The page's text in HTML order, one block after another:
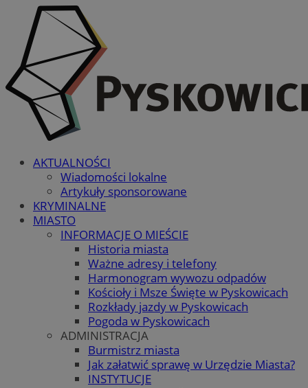
AKTUALNOŚCI
Wiadomości lokalne
Artykuły sponsorowane
KRYMINALNE
MIASTO
INFORMACJE O MIEŚCIE
Historia miasta
Ważne adresy i telefony
Harmonogram wywozu odpadów
Kościoły i Msze Święte w Pyskowicach
Rozkłady jazdy w Pyskowicach
Pogoda w Pyskowicach
ADMINISTRACJA
Burmistrz miasta
Jak załatwić sprawę w Urzędzie Miasta?
INSTYTUCJE